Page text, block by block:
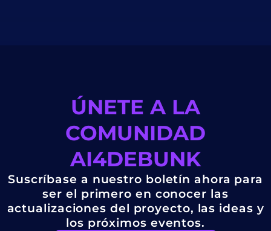
ÚNETE A LA
COMUNIDAD
AI4DEBUNK
Suscríbase a nuestro boletín ahora para
ser el primero en conocer las
actualizaciones del proyecto, las ideas y
los próximos eventos.